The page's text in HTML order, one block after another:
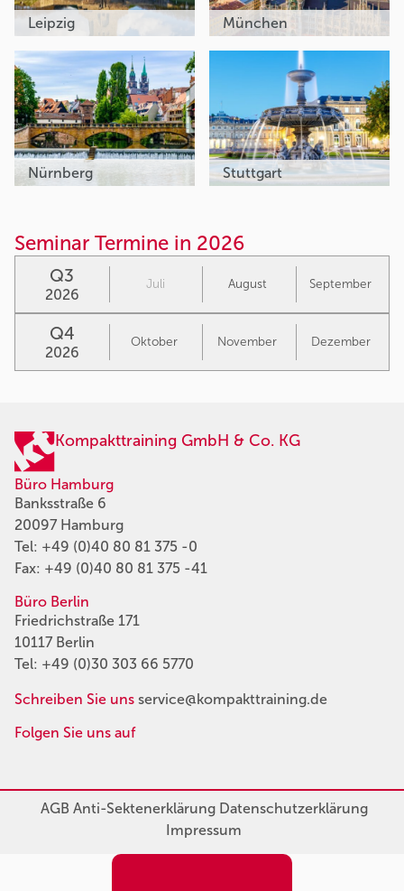
Leipzig München
Nürnberg Stuttgart
Seminar Termine in 2026
Q3
2026
Juli August September
Q4
2026
Oktober November Dezember
Kompakttraining GmbH & Co. KG
Büro Hamburg
Banksstraße 6
20097 Hamburg
Tel: +49 (0)40 80 81 375 -0
Fax: +49 (0)40 80 81 375 -41
Büro Berlin
Friedrichstraße 171
10117 Berlin
Tel: +49 (0)30 303 66 5770
Schreiben Sie uns service@kompakttraining.de
Folgen Sie uns auf
AGBAnti-SektenerklärungDatenschutzerklärung
Impressum